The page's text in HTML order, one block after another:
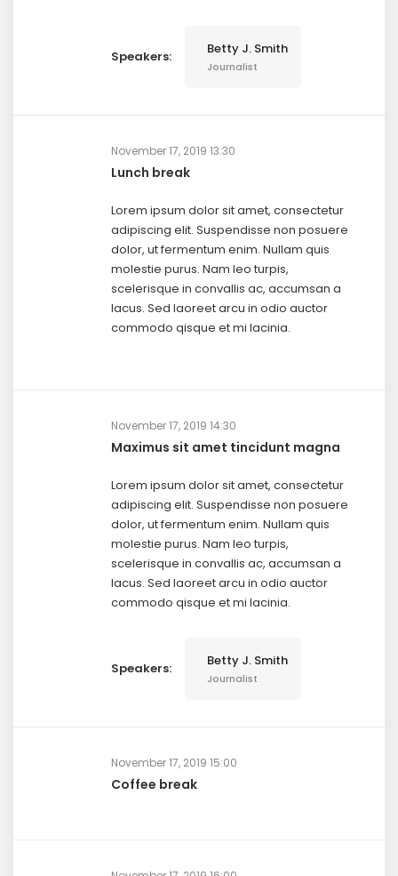
Speakers: Betty J. Smith
Journalist
November 17, 2019 13:30
Lunch break
Lorem ipsum dolor sit amet, consectetur
adipiscing elit. Suspendisse non posuere
dolor, ut fermentum enim. Nullam quis
molestie purus. Nam leo turpis,
scelerisque in convallis ac, accumsan a
lacus. Sed laoreet arcu in odio auctor
commodo qisque et mi lacinia.
November 17, 2019 14:30
Maximus sit amet tincidunt magna
Lorem ipsum dolor sit amet, consectetur
adipiscing elit. Suspendisse non posuere
dolor, ut fermentum enim. Nullam quis
molestie purus. Nam leo turpis,
scelerisque in convallis ac, accumsan a
lacus. Sed laoreet arcu in odio auctor
commodo qisque et mi lacinia.
Speakers: Betty J. Smith
Journalist
November 17, 2019 15:00
Coffee break